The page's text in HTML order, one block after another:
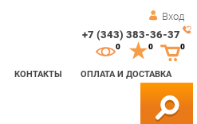
Вход
+7 (343) 383-36-37
КОНТАКТЫ ОПЛАТА И ДОСТАВКА
0 0